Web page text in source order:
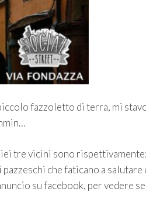
fazzoletto di terra, mi
tre vicini sono
che faticano a salutare e
su facebook, per vedere